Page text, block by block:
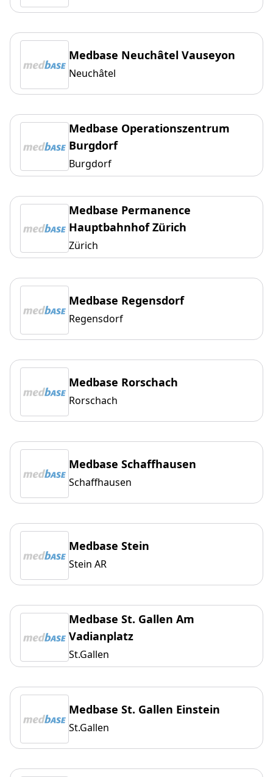
Medbase Neuchâtel Vauseyon
Neuchâtel
Medbase Operationszentrum
Burgdorf
Burgdorf
Medbase Permanence
Hauptbahnhof Zürich
Zürich
Medbase Regensdorf
Regensdorf
Medbase Rorschach
Rorschach
Medbase Schaffhausen
Schaffhausen
Medbase Stein
Stein AR
Medbase St. Gallen Am
Vadianplatz
St.Gallen
Medbase St. Gallen Einstein
St.Gallen